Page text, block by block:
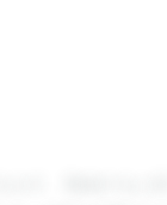
す。登録すると回